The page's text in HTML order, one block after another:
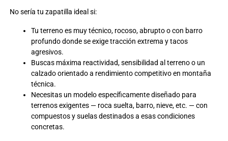
No sería tu zapatilla ideal si:
Tu terreno es muy técnico, rocoso, abrupto o con barro
profundo donde se exige tracción extrema y tacos
agresivos.
Buscas máxima reactividad, sensibilidad al terreno o un
calzado orientado a rendimiento competitivo en montaña
técnica.
Necesitas un modelo específicamente diseñado para
terrenos exigentes — roca suelta, barro, nieve, etc. — con
compuestos y suelas destinados a esas condiciones
concretas.